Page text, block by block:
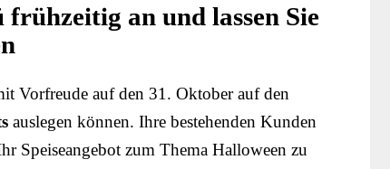
an und lassen Sie
Vorfreude auf den 31. Oktober auf den
auslegen können. Ihre bestehenden Kunden
Speiseangebot zum Thema Halloween zu